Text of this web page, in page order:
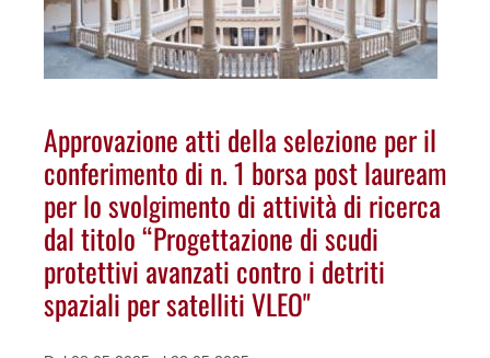
Approvazione atti della selezione per il
conferimento di n. 1 borsa post lauream
per lo svolgimento di attività di ricerca
dal titolo “Progettazione di scudi
protettivi avanzati contro i detriti
spaziali per satelliti VLEO"